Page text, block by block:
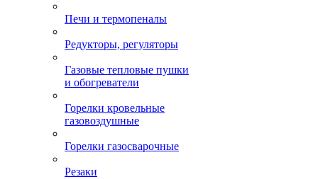
Печи и термопеналы
Редукторы, регуляторы
Газовые тепловые пушки
и обогреватели
Горелки кровельные
газовоздушные
Горелки газосварочные
Резаки